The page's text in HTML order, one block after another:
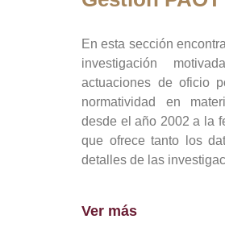
En esta sección
investigación
actuaciones de oficio
normatividad en
desde el año 2002 a la
que ofrece tanto los
detalles de las
Ver más